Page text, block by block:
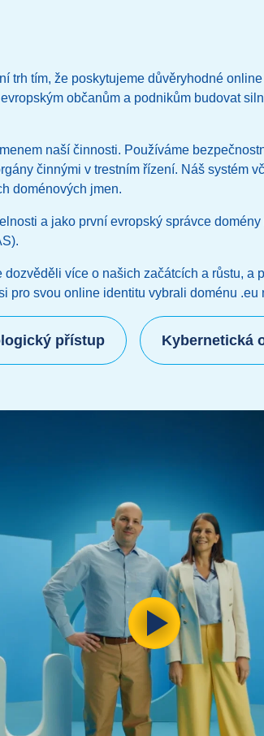
trh tím, že poskytujeme důvěryhodné
občanům a podnikům budovat
naší činnosti. Používáme
činnými v trestním řízení. Náš systém
doménových jmen.
a jako první evropský správce
více o našich začátcích a růstu, a
pro svou online identitu vybrali doménu
přístup Kybernetická